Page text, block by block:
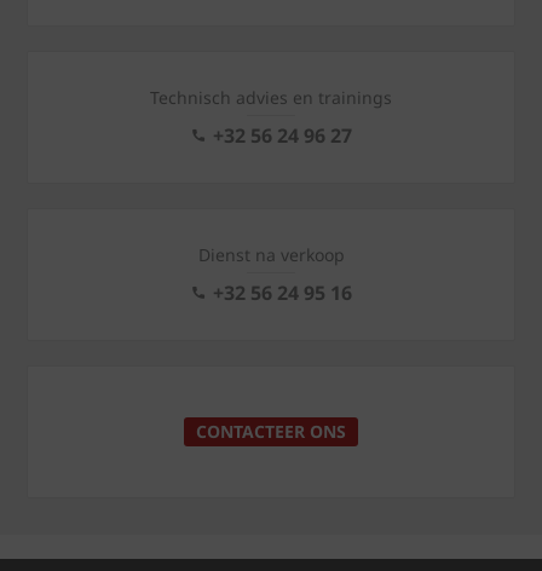
Technisch advies en trainings
+32 56 24 96 27
Dienst na verkoop
+32 56 24 95 16
CONTACTEER ONS